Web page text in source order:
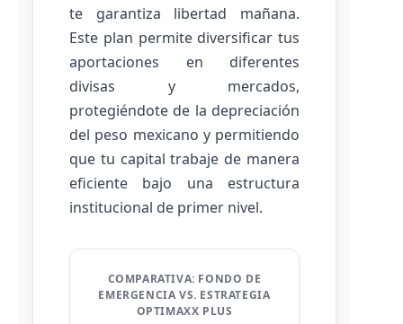
te garantiza libertad mañana.
Este plan permite diversificar tus
aportaciones en diferentes
divisas y mercados,
protegiéndote de la depreciación
del peso mexicano y permitiendo
que tu capital trabaje de manera
eficiente bajo una estructura
institucional de primer nivel.
COMPARATIVA: FONDO DE
EMERGENCIA VS. ESTRATEGIA
OPTIMAXX PLUS